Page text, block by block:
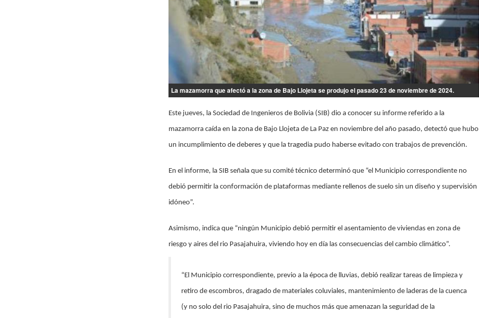
La mazamorra que afectó a la zona de Bajo Llojeta se produjo el pasado 23 de noviembre de 2024.
Este jueves, la Sociedad de Ingenieros de Bolivia (SIB) dio a conocer su informe referido a la
mazamorra caída en la zona de Bajo Llojeta de La Paz en noviembre del año pasado, detectó que hubo
un incumplimiento de deberes y que la tragedia pudo haberse evitado con trabajos de prevención.
En el informe, la SIB señala que su comité técnico determinó que “el Municipio correspondiente no
debió permitir la conformación de plataformas mediante rellenos de suelo sin un diseño y supervisión
idóneo”.
Asimismo, indica que “ningún Municipio debió permitir el asentamiento de viviendas en zona de
riesgo y aires del rio Pasajahuira, viviendo hoy en día las consecuencias del cambio climático”.
“El Municipio correspondiente, previo a la época de lluvias, debió realizar tareas de limpieza y
retiro de escombros, dragado de materiales coluviales, mantenimiento de laderas de la cuenca
(y no solo del rio Pasajahuira, sino de muchos más que amenazan la seguridad de la